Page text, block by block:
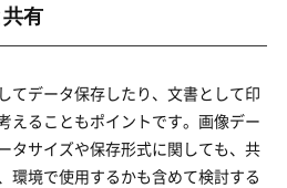
有
てデータ保存したり、文書として印
えることもポイントです。画像デー
タサイズや保存形式に関しても、共
環境で使用するかも含めて検討する